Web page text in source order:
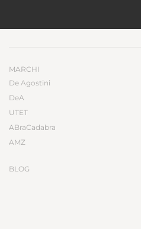
MARCHI
De Agostini
DeA
UTET
ABraCadabra
AMZ
BLOG